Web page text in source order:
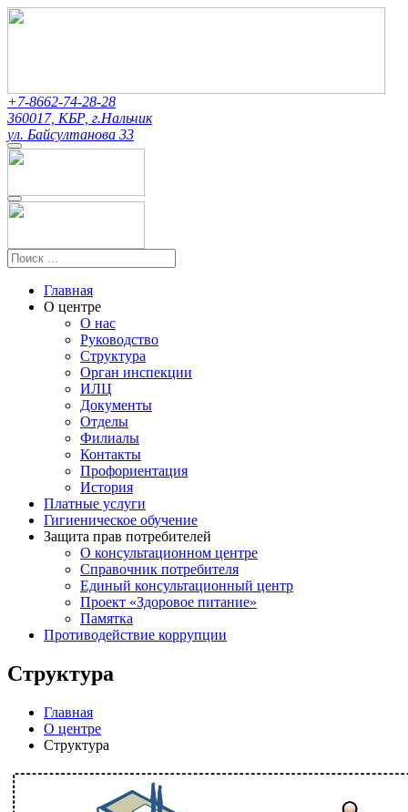
+7-8662-74-28-28
360017, КБР, г.Нальчик
ул. Байсултанова 33
Главная
О центре
О нас
Руководство
Структура
Орган инспекции
ИЛЦ
Документы
Отделы
Филиалы
Контакты
Профориентация
История
Платные услуги
Гигиеническое обучение
Защита прав потребителей
О консультационном центре
Справочник потребителя
Единый консультационный центр
Проект «Здоровое питание»
Памятка
Противодействие коррупции
Структура
Главная
О центре
Структура